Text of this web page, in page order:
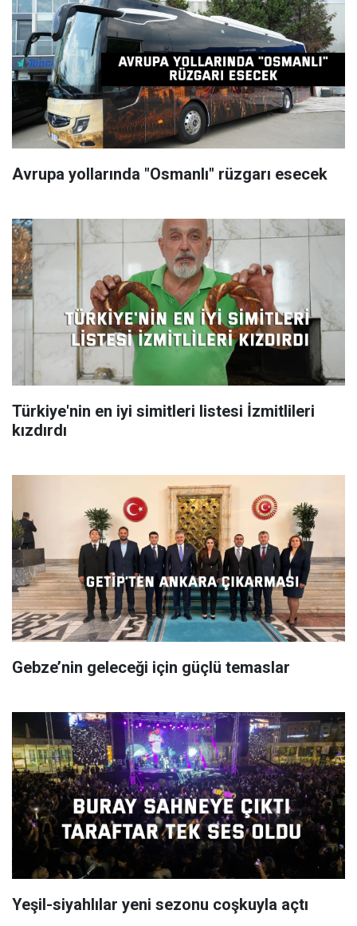
Avrupa yollarında "Osmanlı" rüzgarı esecek
Türkiye'nin en iyi simitleri listesi İzmitlileri
kızdırdı
Gebze’nin geleceği için güçlü temaslar
Yeşil-siyahlılar yeni sezonu coşkuyla açtı